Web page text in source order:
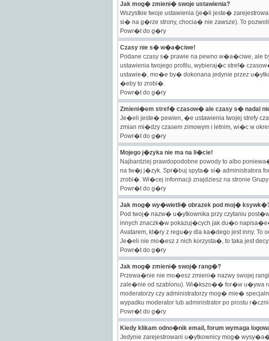
Jak mog� zmieni� swoje ustawienia?
Wszystkie twoje ustawienia (je�li jeste�
si� na g�rze strony, chocia� nie zawsze). To
Powr�t do g�ry
Czasy nie s� w�a�ciwe!
Podane czasy s� prawie na pewno w�a�ciwe, ale
ustawienia twojego profilu, wybieraj�c stref�
ustawie�, mo�e by� dokonana jedynie przez
�eby to zrobi�.
Powr�t do g�ry
Zmieni�em stref� czasow� ale czasy s� nadal
Je�eli jeste� pewien, �e ustawienia twojej strefy
zmian mi�dzy czasem zimowym i letnim, wi�c w
Powr�t do g�ry
Mojego j�zyka nie ma na li�cie!
Najbardziej prawdopodobne powody to albo
na tw�j j�zyk. Spr�buj spyta� si� administratora
zrobi�. Wi�cej informacji znajdziesz na stronie
Powr�t do g�ry
Jak mog� wy�wietli� obrazek pod moj�
Pod twoj� nazw� u�ytkownika przy czytaniu
innych znaczk�w pokazuj�cych jak du�o
Avatarem, kt�ry z regu�y dla ka�dego jest inny. To
Je�eli nie mo�esz z nich korzysta�, to taka jest
Powr�t do g�ry
Jak mog� zmieni� swoj� rang�?
Przewa�nie nie mo�esz zmieni� nazwy swojej
zale�nie od szablonu). Wi�kszo�� for�w u�ywa
moderatorzy czy administratorzy mog� mie�
wypadku moderator lub administrator po prostu
Powr�t do g�ry
Kiedy klikam odno�nik email, forum wymaga
Jedynie zarejestrowani u�ytkownicy mog�